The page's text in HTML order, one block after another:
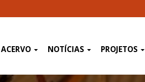
ACERVO NOTÍCIAS PROJETOS